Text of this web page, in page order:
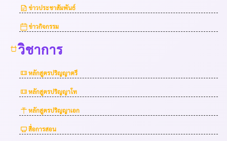
ข่าวประชาสัมพันธ์
ข่าวกิจกรรม
วิชาการ
หลักสูตรปริญญาตรี
หลักสูตรปริญญาโท
หลักสูตรปริญญาเอก
สื่อการสอน